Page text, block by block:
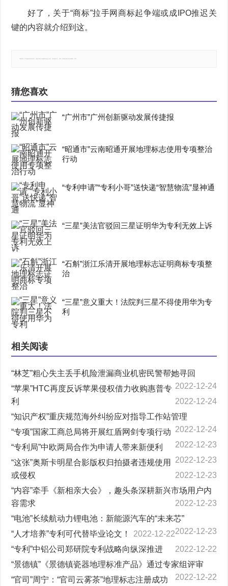
好了，关于“商标”拉手网商标起争端或成IPO推迟关
键的内容就介绍到这。
猜您喜欢
“广州市”广州创新驱动发展传捷报
“昭通市”云南昭通开展地理标志使用专项整治
行动
“专利申请”“专利小哥”送快递“智慧物流”显神通
“三星”美法官驳回三星证明华为专利无效上诉
“石斛”浙江乐清开展地理标志证明商标专项整
治
“三星”意义重大！法院判三星不得使用华为专
利
相关阅读
“林芝”粗心失主丢手机险泄漏商业机密民警帮她寻回
2022-12-24
“苹果”HTC再度反诉苹果侵权借力收购惠普专
利
2022-12-24
“知识产权”重庆规范海外纠纷应对指导工作站管理
2022-12-24
“专项”国家工商总局将开展红盾网剑专项行动
2022-12-23
“专利局”中欧两局合作为申请人带来新便利
2022-12-23
“这张”奥斯卡明星合影版权归拍摄者违规使用
或侵权
2022-12-23
“内容”牵手《新相亲大会》，趣头条深耕新兴市场用户内
容需求
2022-12-23
“电池”长续航动力锂电池：新能源汽车的“未来芯”
2022-12-23
“人才培养”专利可代替毕业论文！
2022-12-22
“专利”中铝公司郑研院专利战略向纵深推进
2022-12-22
“景德镇”《景德镇瓷器地理标准产品》通过专家组评审
2022-12-22
“官司”周宁：“官司云雾茶”地理标志注册成功